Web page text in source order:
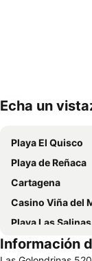
Echa un
Playa El Quisco
Playa de Reñaca
Cartagena
Casino Viña del
Playa Las Salinas
Estadio Sausalito
Información